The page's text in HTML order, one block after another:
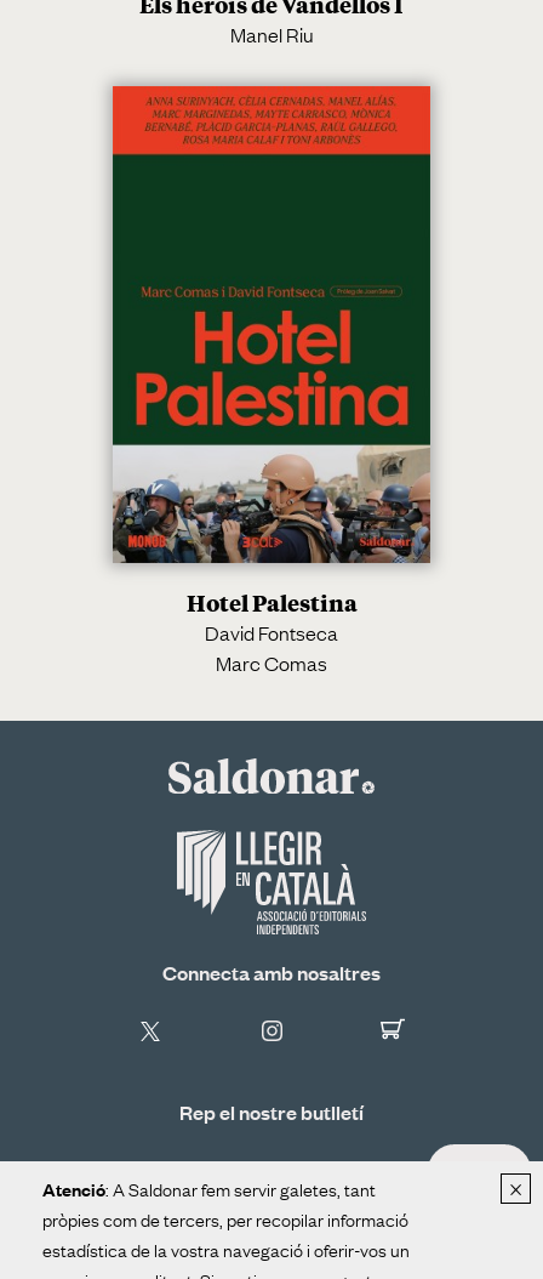
Manel Riu
Hotel Palestina
David Fontseca
Marc Comas
Connecta amb nosaltres
Rep el nostre butlletí
Distribució Contacte Avís legal
×
Atenció: A Saldonar fem servir galetes, tant
pròpies com de tercers, per recopilar informació
estadística de la vostra navegació i oferir-vos un